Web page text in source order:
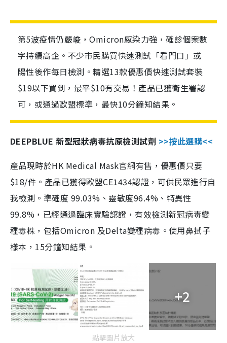
第5波疫情仍嚴峻，Omicron感染力強，確診個案數
字持續高企。不少市民購買快速測試「看門口」或
陽性後作每日檢測。精選13款優惠價快速測試套裝
$19以下買到，最平$10有交易！產品已獲衛生署認
可，或通過歐盟標準，最快10分鐘知結果。
DEEPBLUE 新型冠狀病毒抗原檢測試劑 >>按此選購<<
產品現時於HK Medical Mask官網有售，優惠價只要
$18/件。產品已獲得歐盟CE1434認證，可供民眾進行自
我檢測。準確度 99.03%、靈敏度96.4%、特異性
99.8%，已經通過臨床實驗認證，有效檢測新冠病毒變
種毒株，包括Omicron 及Delta變種病毒。使用鼻拭子
樣本，15分鐘知結果。
+2
點擊圖片放大